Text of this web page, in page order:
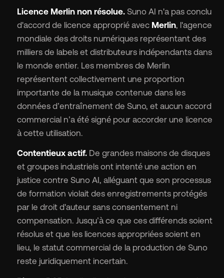
Licence Merlin non résolue. Suno AI n'a pas conclu
d'accord de licence approprié avec Merlin, l'agence
mondiale des droits numériques représentant des
milliers de labels et distributeurs indépendants dans
le monde entier. Les membres de Merlin
représentent collectivement une proportion
importante de la musique contenue dans les
données d’entraînement de Suno, et aucun accord
commercial n’a été signé pour accorder une licence
à cette utilisation.
Contentieux actif. De grandes maisons de disques
et groupes industriels ont intenté une action en
justice contre Suno AI, alléguant que son processus
de formation violait des enregistrements protégés
par le droit d'auteur sans consentement ni
compensation. Jusqu’à ce que ces différends soient
résolus et que les licences appropriées soient en
lieu, le statut commercial de la production de Suno
reste juridiquement incertain.